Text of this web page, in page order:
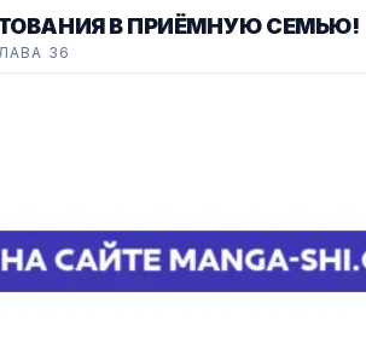
В ПРИЁМНУЮ СЕМЬЮ!
36